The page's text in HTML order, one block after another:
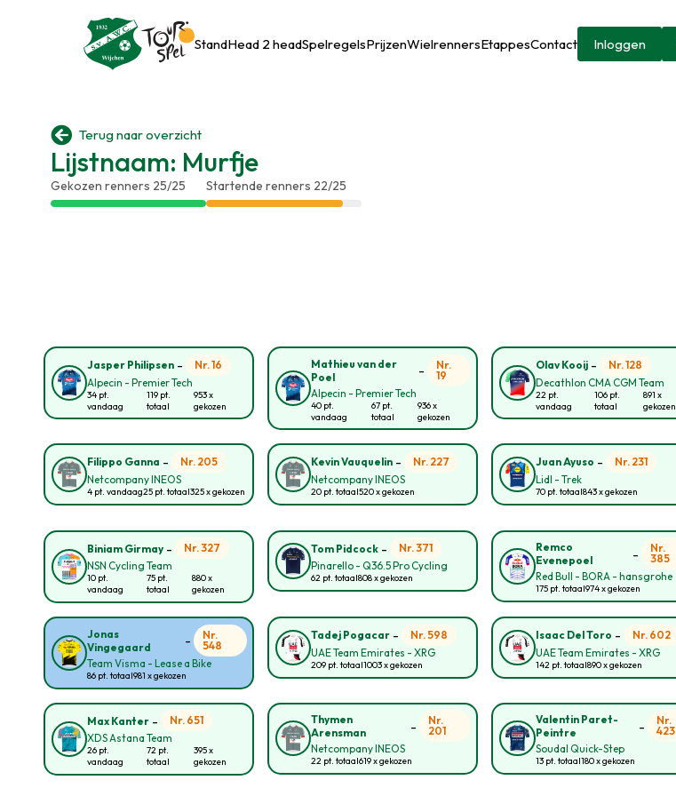
StandHead 2 headSpelregelsPrijzenWielrennersEtappesContact Inloggen
 Terug naar overzicht
Lijstnaam: Murfje
Gekozen renners 25/25 Startende renners 22/25
Jasper Philipsen -
Nr. 16
Alpecin - Premier Tech
34 pt.
vandaag
119 pt.
totaal
953 x
gekozen
Mathieu van der
Poel
-
Nr.
19
Alpecin - Premier Tech
40 pt.
vandaag
67 pt.
totaal
936 x
gekozen
Olav Kooij-
Nr. 128
Decathlon CMA CGM Team
22 pt.
vandaag
106 pt.
totaal
891 x
gekozen
Filippo Ganna -
Nr. 205
Netcompany INEOS
4 pt. vandaag25 pt. totaal325 x gekozen
Kevin Vauquelin -
Nr. 227
Netcompany INEOS
20 pt. totaal520 x gekozen
Juan Ayuso -
Nr. 231
Lidl - Trek
70 pt. totaal843 x gekozen
Biniam Girmay -
Nr. 327
NSN Cycling Team
10 pt.
vandaag
75 pt.
totaal
880 x
gekozen
Tom Pidcock -
Nr. 371
Pinarello - Q36.5 Pro Cycling
62 pt. totaal808 x gekozen
Remco
Evenepoel
-
Nr.
385
Red Bull - BORA - hansgrohe
175 pt. totaal974 x gekozen
Jonas
Vingegaard
-
Nr.
548
Team Visma - Lease a Bike
86 pt. totaal981 x gekozen
Tadej Pogacar -
Nr. 598
UAE Team Emirates - XRG
209 pt. totaal1003 x gekozen
Isaac Del Toro -
Nr. 602
UAE Team Emirates - XRG
142 pt. totaal890 x gekozen
Max Kanter -
Nr. 651
XDS Astana Team
26 pt.
vandaag
72 pt.
totaal
395 x
gekozen
Thymen
Arensman
-
Nr.
201
Netcompany INEOS
22 pt. totaal619 x gekozen
Valentin Paret-
Peintre
-
Nr.
423
Soudal Quick-Step
13 pt. totaal180 x gekozen